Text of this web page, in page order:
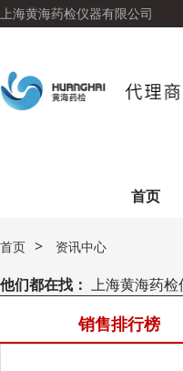
上海黄海药检仪器有限公司
首页
首页 > 资讯中心
他们都在找： 上海黄海药检
销售排行榜